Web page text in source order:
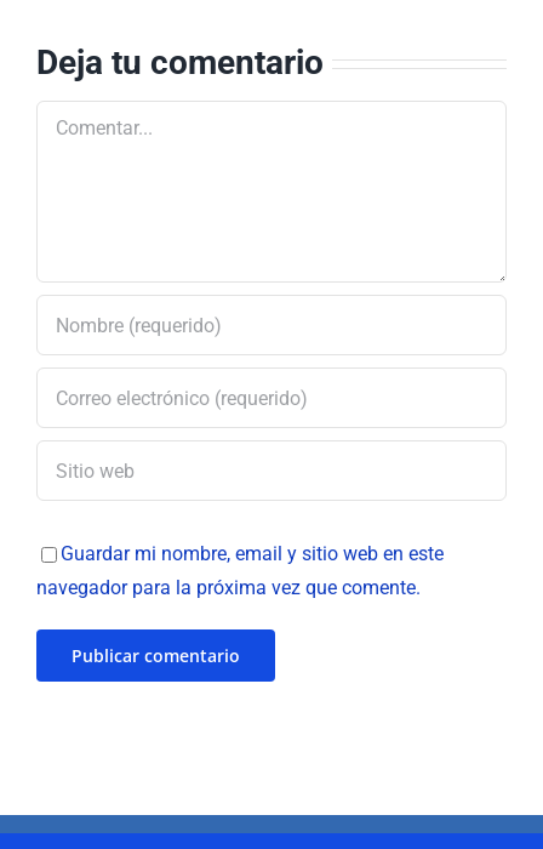
Deja tu comentario
Comentar
Guardar mi nombre, email y sitio web en este
navegador para la próxima vez que comente.